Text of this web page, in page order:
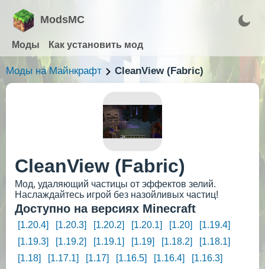
ModsMC
Моды Как установить мод
Моды на Майнкрафт CleanView (Fabric)
CleanView (Fabric)
Мод, удаляющий частицы от эффектов зелий.
Наслаждайтесь игрой без назойливых частиц!
Доступно на версиях Minecraft
[1.20.4] [1.20.3] [1.20.2] [1.20.1] [1.20]
[1.19.4]
[1.19.3]
[1.19.2] [1.19.1] [1.19] [1.18.2]
[1.18.1]
[1.18]
[1.17.1] [1.17] [1.16.5] [1.16.4]
[1.16.3]